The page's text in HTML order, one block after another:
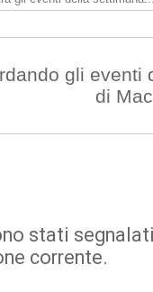
gli eventi
di
stati
corrente.